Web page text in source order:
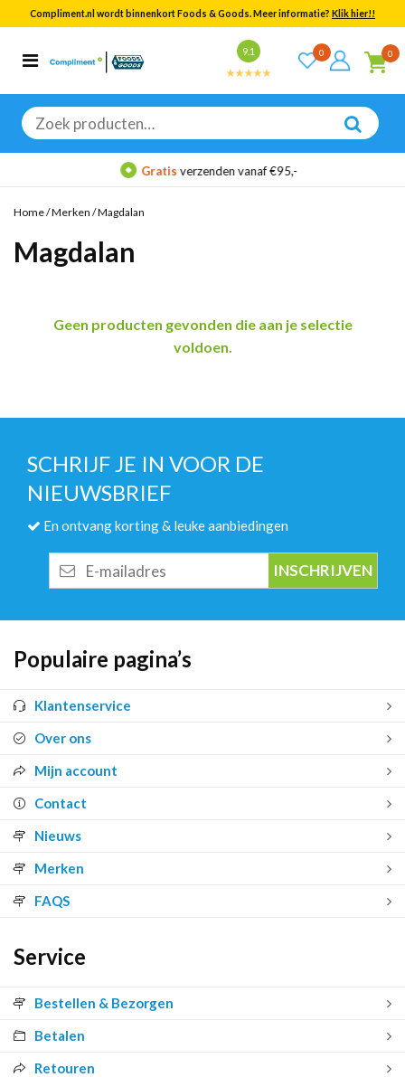
Compliment.nl wordt binnenkort Foods & Goods. Meer informatie? Klik hier!!
9.1 0 0
Zoeken
naar:
Categorieën
Bekijk alle resultaten
Gratisverzenden vanaf €95,-
Home/Merken /Magdalan
Magdalan
Geen producten gevonden die aan je selectie
voldoen.
SCHRIJF JE IN VOOR DE
NIEUWSBRIEF
En ontvang korting & leuke aanbiedingen
mailadres
Populaire pagina’s
Klantenservice
Over ons
Mijn account
Contact
Nieuws
Merken
FAQS
Service
Bestellen & Bezorgen
Betalen
Retouren